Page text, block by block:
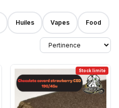
Huiles Vapes Food
Stock limité